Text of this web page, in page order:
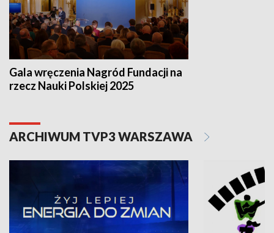
Gala wręczenia Nagród Fundacji na
rzecz Nauki Polskiej 2025
ARCHIWUM TVP3 WARSZAWA